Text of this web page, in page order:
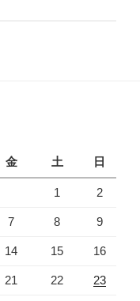
金 土 日
1 2
7 8 9
14 15 16
21 22 23